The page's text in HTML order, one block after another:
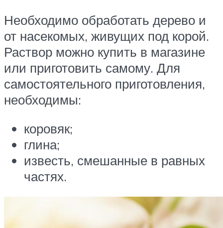
Необходимо обработать дерево и
от насекомых, живущих под корой.
Раствор можно купить в магазине
или приготовить самому. Для
самостоятельного приготовления,
необходимы:
коровяк;
глина;
известь, смешанные в равных
частях.